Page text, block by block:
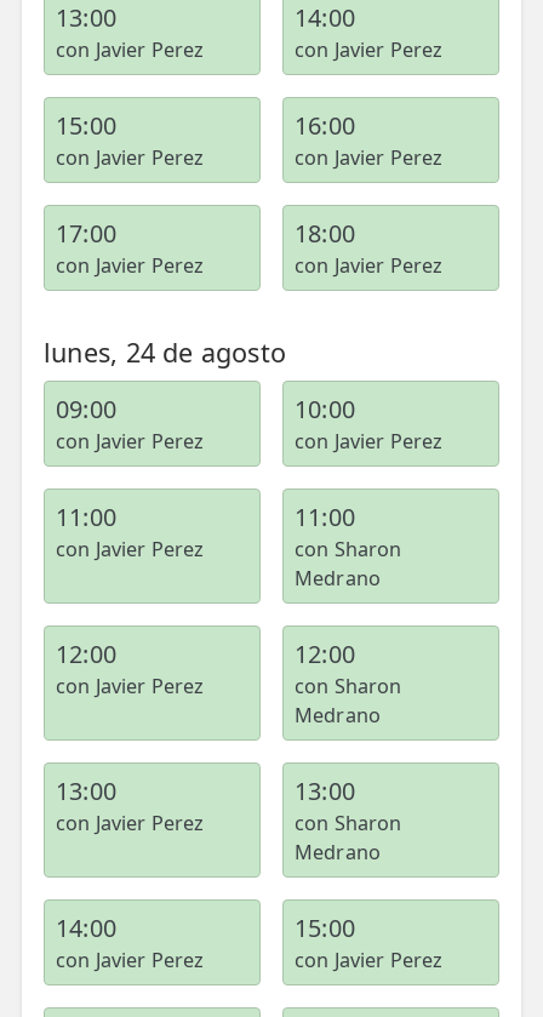
13:00
con Javier Perez
14:00
con Javier Perez
15:00
con Javier Perez
16:00
con Javier Perez
17:00
con Javier Perez
18:00
con Javier Perez
lunes, 24 de agosto
09:00
con Javier Perez
10:00
con Javier Perez
11:00
con Javier Perez
11:00
con Sharon
Medrano
12:00
con Javier Perez
12:00
con Sharon
Medrano
13:00
con Javier Perez
13:00
con Sharon
Medrano
14:00
con Javier Perez
15:00
con Javier Perez